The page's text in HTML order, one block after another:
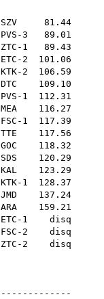
SZV 81.44
3 89.01
1 89.43
2 101.06
2 106.59
DTC 109.10
1 112.31
MEA 116.27
1 117.39
TTE 117.56
GOC 118.32
SDS 120.29
KAL 123.29
1 128.37
JMD 137.24
ARA 159.21
1 disq
2 disq
2 disq